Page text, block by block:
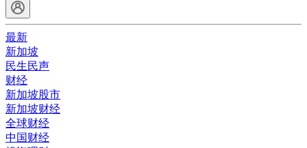
最新
新加坡
民生民声
财经
新加坡股市
新加坡财经
全球财经
中国财经